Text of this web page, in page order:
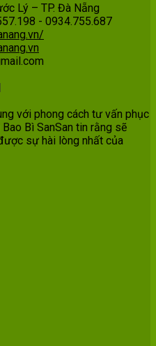
Lý – TP. Đà Nẵng
- 0934.755.687
với phong cách tư vấn phục
Bì SanSan tin rằng sẽ
sự hài lòng nhất của